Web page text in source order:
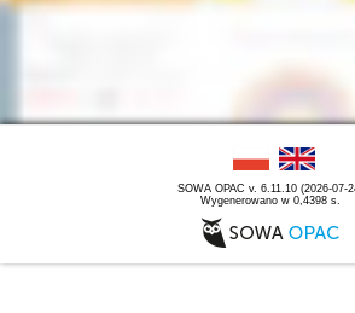
SOWA OPAC v. 6.11.10 (2026-07-
Wygenerowano w 0,4398 s.